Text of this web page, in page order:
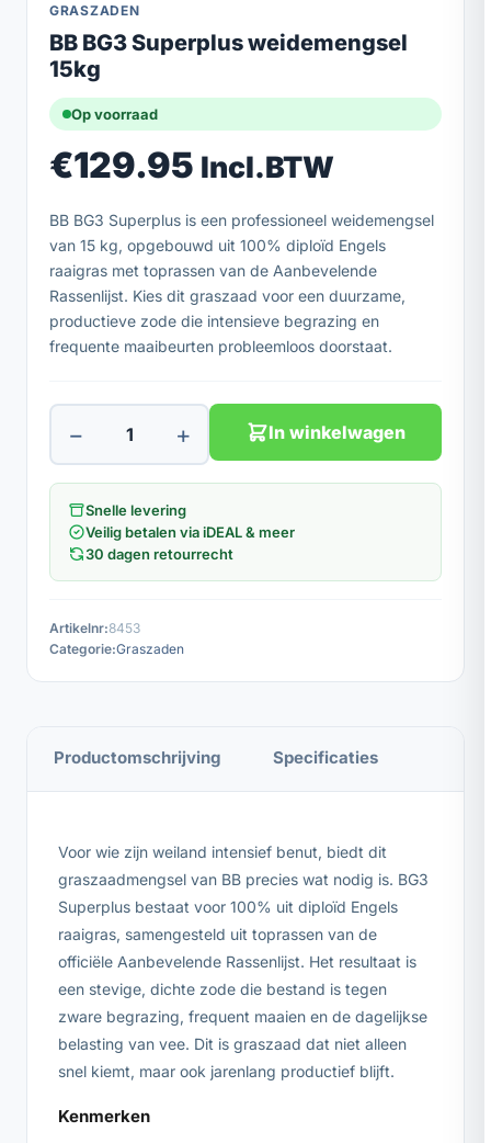
GRASZADEN
BB BG3 Superplus weidemengsel
15kg
Op voorraad
€129.95 Incl.BTW
BB BG3 Superplus is een professioneel weidemengsel
van 15 kg, opgebouwd uit 100% diploïd Engels
raaigras met toprassen van de Aanbevelende
Rassenlijst. Kies dit graszaad voor een duurzame,
productieve zode die intensieve begrazing en
frequente maaibeurten probleemloos doorstaat.
− + In winkelwagen
Snelle levering
Veilig betalen via iDEAL & meer
30 dagen retourrecht
Artikelnr:8453
Categorie:Graszaden
Productomschrijving Specificaties
Voor wie zijn weiland intensief benut, biedt dit
graszaadmengsel van BB precies wat nodig is. BG3
Superplus bestaat voor 100% uit diploïd Engels
raaigras, samengesteld uit toprassen van de
officiële Aanbevelende Rassenlijst. Het resultaat is
een stevige, dichte zode die bestand is tegen
zware begrazing, frequent maaien en de dagelijkse
belasting van vee. Dit is graszaad dat niet alleen
snel kiemt, maar ook jarenlang productief blijft.
Kenmerken